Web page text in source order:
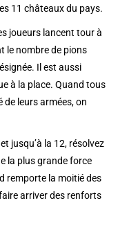
11 châteaux du pays.
joueurs lancent tour à
le nombre de pions
Il est aussi
à la place. Quand tous
de leurs armées, on
jusqu’à la 12, résolvez
la plus grande force
remporte la moitié des
arriver des renforts